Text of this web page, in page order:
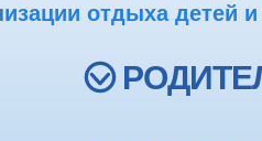
отдыха детей